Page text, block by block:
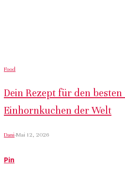
Food
Dein Rezept für den
Einhornkuchen der Welt
Dani·Mai 12, 2026
Pin